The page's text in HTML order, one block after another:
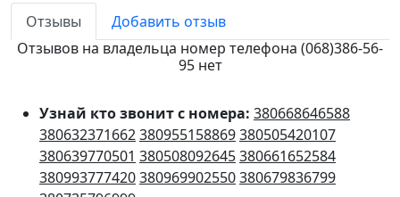
Отзывы
Добавить отзыв
Отзывов на владельца номер телефона (068)386-56-
95 нет
Узнай кто звонит с номера: 380668646588
380632371662380955158869380505420107
380639770501 380508092645380661652584
380993777420380969902550380679836799